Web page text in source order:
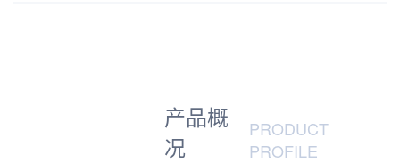
产品概
况
PRODUCT
PROFILE